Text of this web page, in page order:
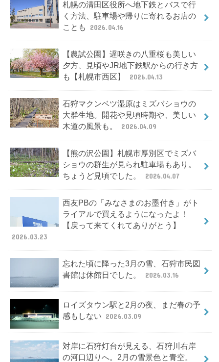
札幌の清田区役所へ地下鉄とバスで行
く方法、駐車場や帰りに寄れるお店の
ことも
2026.04.16
【農試公園】遅咲きの八重桜も美しい
夕方、見頃やJR地下鉄駅からの行き方
も【札幌市西区】
2026.04.13
石狩マクンベツ湿原はミズバショウの
大群生地。開花や見頃時期や、美しい
木道の風景も。
2026.04.09
【熊の沢公園】札幌市厚別区でミズバ
ショウの群生が見られ駐車場もあり。
ちょうど見頃でした。
2026.04.07
西友PBの「みなさまのお墨付き」がト
ライアルで買えるようになったよ！
【戻って来てくれてありがとう】
2026.03.23
忘れた頃に降った3月の雪、石狩市民図
書館は休館日でした。
2026.03.16
ロイズタウン駅と2月の夜、まだ春の予
感もしない 2026.03.09
対岸に石狩灯台が見える、石狩川右岸
の河口辺りへ。2月の雪景色と青空。